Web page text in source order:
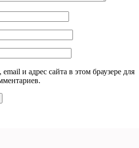
и адрес сайта в этом браузере для